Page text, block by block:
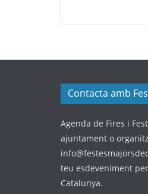
Contacta amb
Agenda de Fires i
ajuntament o
teu esdeveniment
Catalunya.